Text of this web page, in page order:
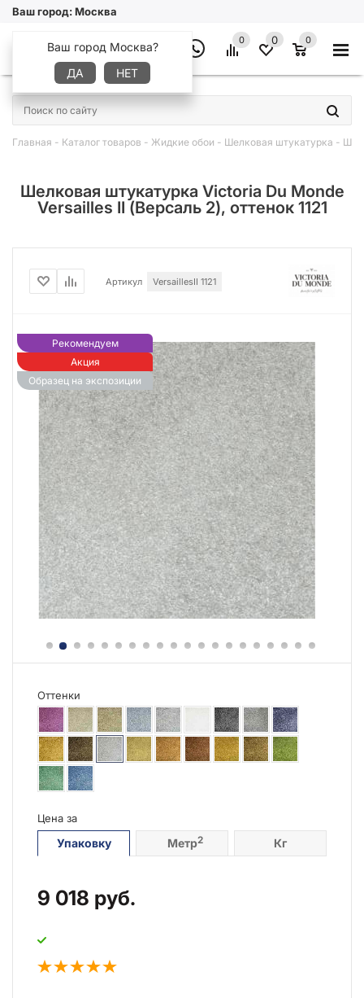
Ваш город:Москва
Ваш город Москва?
ДА
НЕТ
0 0 0
×
Главная - Каталог товаров - Жидкие обои - Шелковая штукатурка -
Шелковая штукатурка Victoria Du Monde
Versailles II (Версаль 2), оттенок 1121
Рекомендуем
Акция
Образец на экспозиции
Артикул VersaillesII 1121
Оттенки
Цена за
Упаковку Метр2 Кг
9 018 руб.